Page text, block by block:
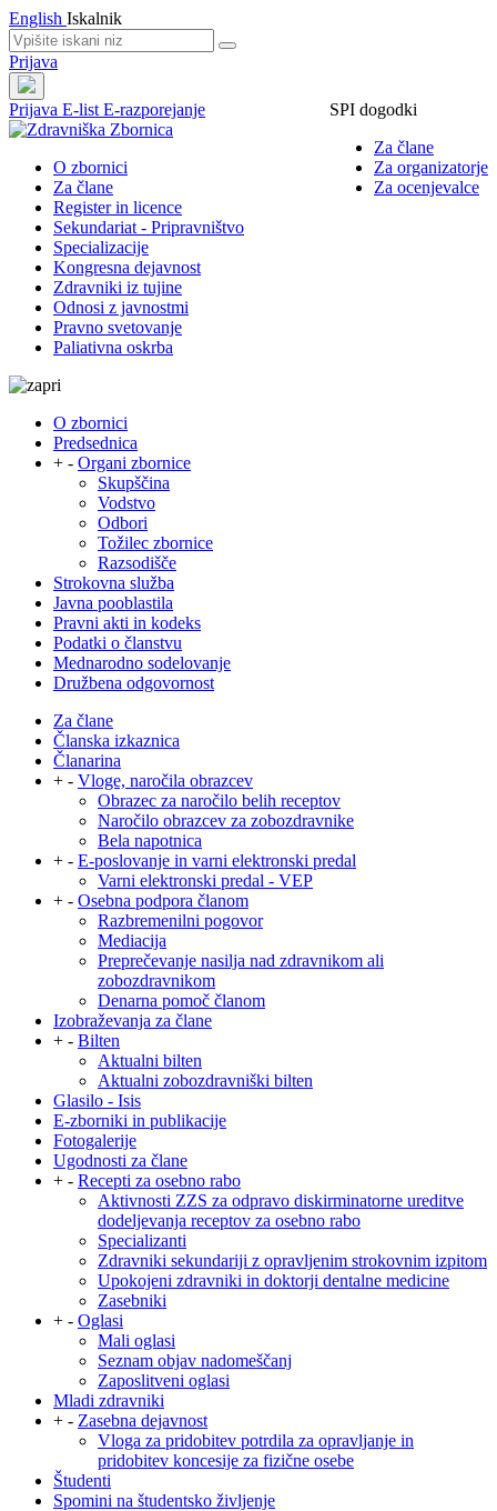
English Iskalnik
Prijava
Prijava
SPI dogodki
Za člane
Za organizatorje
Za ocenjevalce
E-list E-razporejanje
O zbornici
Za člane
Register in licence
Sekundariat - Pripravništvo
Specializacije
Kongresna dejavnost
Zdravniki iz tujine
Odnosi z javnostmi
Pravno svetovanje
Paliativna oskrba
O zbornici
Predsednica
+ - Organi zbornice
Skupščina
Vodstvo
Odbori
Tožilec zbornice
Razsodišče
Strokovna služba
Javna pooblastila
Pravni akti in kodeks
Podatki o članstvu
Mednarodno sodelovanje
Družbena odgovornost
Za člane
Članska izkaznica
Članarina
+ - Vloge, naročila obrazcev
Obrazec za naročilo belih receptov
Naročilo obrazcev za zobozdravnike
Bela napotnica
+ - E-poslovanje in varni elektronski predal
Varni elektronski predal - VEP
+ - Osebna podpora članom
Razbremenilni pogovor
Mediacija
Preprečevanje nasilja nad zdravnikom ali
zobozdravnikom
Denarna pomoč članom
Izobraževanja za člane
+ - Bilten
Aktualni bilten
Aktualni zobozdravniški bilten
Glasilo - Isis
E-zborniki in publikacije
Fotogalerije
Ugodnosti za člane
+ - Recepti za osebno rabo
Aktivnosti ZZS za odpravo diskirminatorne ureditve
dodeljevanja receptov za osebno rabo
Specializanti
Zdravniki sekundariji z opravljenim strokovnim izpitom
Upokojeni zdravniki in doktorji dentalne medicine
Zasebniki
+ - Oglasi
Mali oglasi
Seznam objav nadomeščanj
Zaposlitveni oglasi
Mladi zdravniki
+ - Zasebna dejavnost
Vloga za pridobitev potrdila za opravljanje in
pridobitev koncesije za fizične osebe
Študenti
Spomini na študentsko življenje